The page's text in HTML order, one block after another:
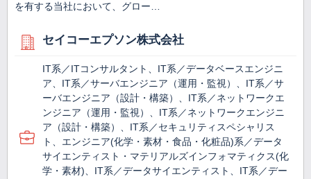
を有する当社において、グロー…
セイコーエプソン株式会社
IT系／ITコンサルタント、IT系／データベースエンジニ
ア、IT系／サーバエンジニア（運用・監視）、IT系／サ
ーバエンジニア（設計・構築）、IT系／ネットワークエ
ンジニア（運用・監視）、IT系／ネットワークエンジニ
ア（設計・構築）、IT系／セキュリティスペシャリス
ト、エンジニア(化学・素材・食品・化粧品)系／データ
サイエンティスト・マテリアルズインフォマティクス(化
学・素材)、IT系／データサイエンティスト、IT系／デー